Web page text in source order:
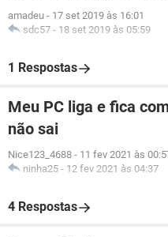
amadeu - 17 set 2019 às 16:01
sdc57 - 18 set 2019 às 05:59
1 Respostas
Meu PC liga e fica
não sai
Nice123_4688 - 11 fev 2021 às
ninha25 - 12 fev 2021 às 04:37
4 Respostas